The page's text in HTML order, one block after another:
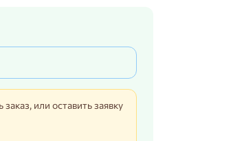
или оставить заявку